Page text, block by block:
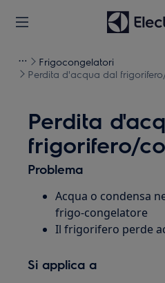
Frigocongelatori
Perdita d'acqua dal
Perdita
frigorifero/
Problema
Acqua o condensa
frigo-congelatore
Il frigorifero perde
Si applica a